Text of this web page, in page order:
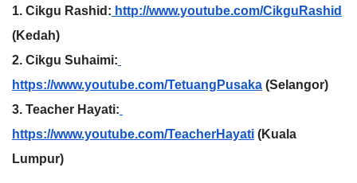
1. Cikgu Rashid: http://www.youtube.com/CikguRashid
(Kedah)
2. Cikgu Suhaimi:
https://www.youtube.com/TetuangPusaka (Selangor)
3. Teacher Hayati:
https://www.youtube.com/TeacherHayati (Kuala
Lumpur)